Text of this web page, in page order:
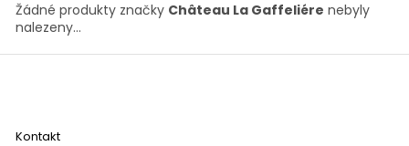
Žádné produkty značky Château La Gaffeliére nebyly
nalezeny...
Z
Kontakt